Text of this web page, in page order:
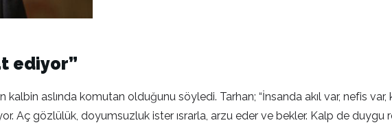
ediyor”
aslında komutan olduğunu söyledi. Tarhan; “İnsanda akıl var, nefis var,
Aç gözlülük, doyumsuzluk ister ısrarla, arzu eder ve bekler. Kalp de duygu